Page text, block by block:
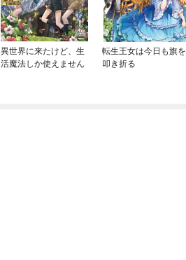
異世界に来たけど、生
活魔法しか使えません
転生王女は今日も旗を
叩き折る